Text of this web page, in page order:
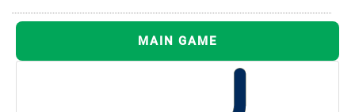
MAIN GAME